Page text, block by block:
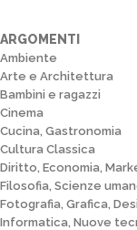
ARGOMENTI
Ambiente
Arte e Architettura
Bambini e ragazzi
Cinema
Cucina, Gastronomia
Cultura Classica
Diritto, Economia,
Filosofia, Scienze
Fotografia, Grafica,
Informatica, Nuove